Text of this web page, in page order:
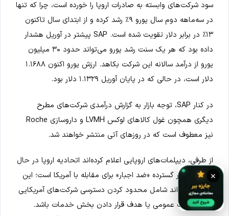
سود شرکت‌های وابسته به صادرات اروپا را خورده است، چرا که تنها
در سه‌ماهه دوم سال یورو ۹٪ رشد کرده و از ابتدای سال تاکنون
۱۳٪ در برابر دلار تقویت شده است. SAP پیشتر در آوریل هشدار
داده بود که هر یک سنت رشد یورو می‌تواند حدود ۳۰ میلیون
یورو از درآمد سالانه این شرکت بکاهد. ارزش یورو اکنون ۱.۱۶۸۸
دلار است، در حالی که در پایان آوریل ۱.۱۳۲۹ دلار بود.
در کنار SAP، توجه بازار به گزارش درآمدی شرکت‌های مطرح
دیگری همچون غول کالاهای لوکس LVMH و داروسازی Roche
نیز معطوف است که در روزهای آتی منتشر خواهند شد.
از طرفی، دیپلمات‌های اروپایی اعلام کرده‌اند اتحادیه اروپا در حال
بررسی تدابیر گسترده «ضد اجبار» برای مقابله با آمریکا است؛ این
تدابیر می‌تواند شامل محدود کردن دسترسی شرکت‌های آمریکایی
به مناقصات عمومی یا هدف قرار دادن بخش خدمات باشد.
×